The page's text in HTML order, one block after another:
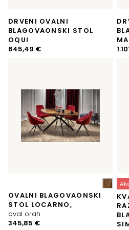
DRVENI OVALNI
BLAGOVAONSKI STOL
OQUI
645,49 €
OVALNI BLAGOVAONSKI
STOL LOCARNO,
oval orah
345,85 €